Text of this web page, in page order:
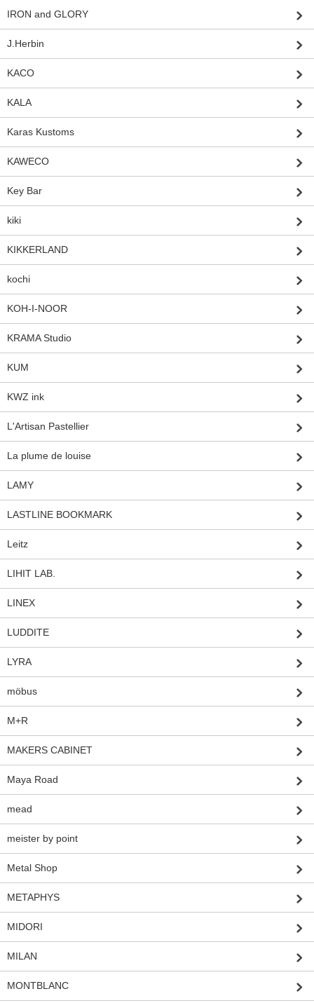
IRON and GLORY
J.Herbin
KACO
KALA
Karas Kustoms
KAWECO
Key Bar
kiki
KIKKERLAND
kochi
KOH-I-NOOR
KRAMA Studio
KUM
KWZ ink
L'Artisan Pastellier
La plume de louise
LAMY
LASTLINE BOOKMARK
Leitz
LIHIT LAB.
LINEX
LUDDITE
LYRA
möbus
M+R
MAKERS CABINET
Maya Road
mead
meister by point
Metal Shop
METAPHYS
MIDORI
MILAN
MONTBLANC